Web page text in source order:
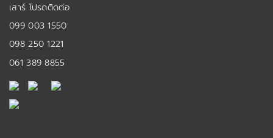
เสาร์ โปรดติดต่อ
099 003 1550
098 250 1221
061 389 8855